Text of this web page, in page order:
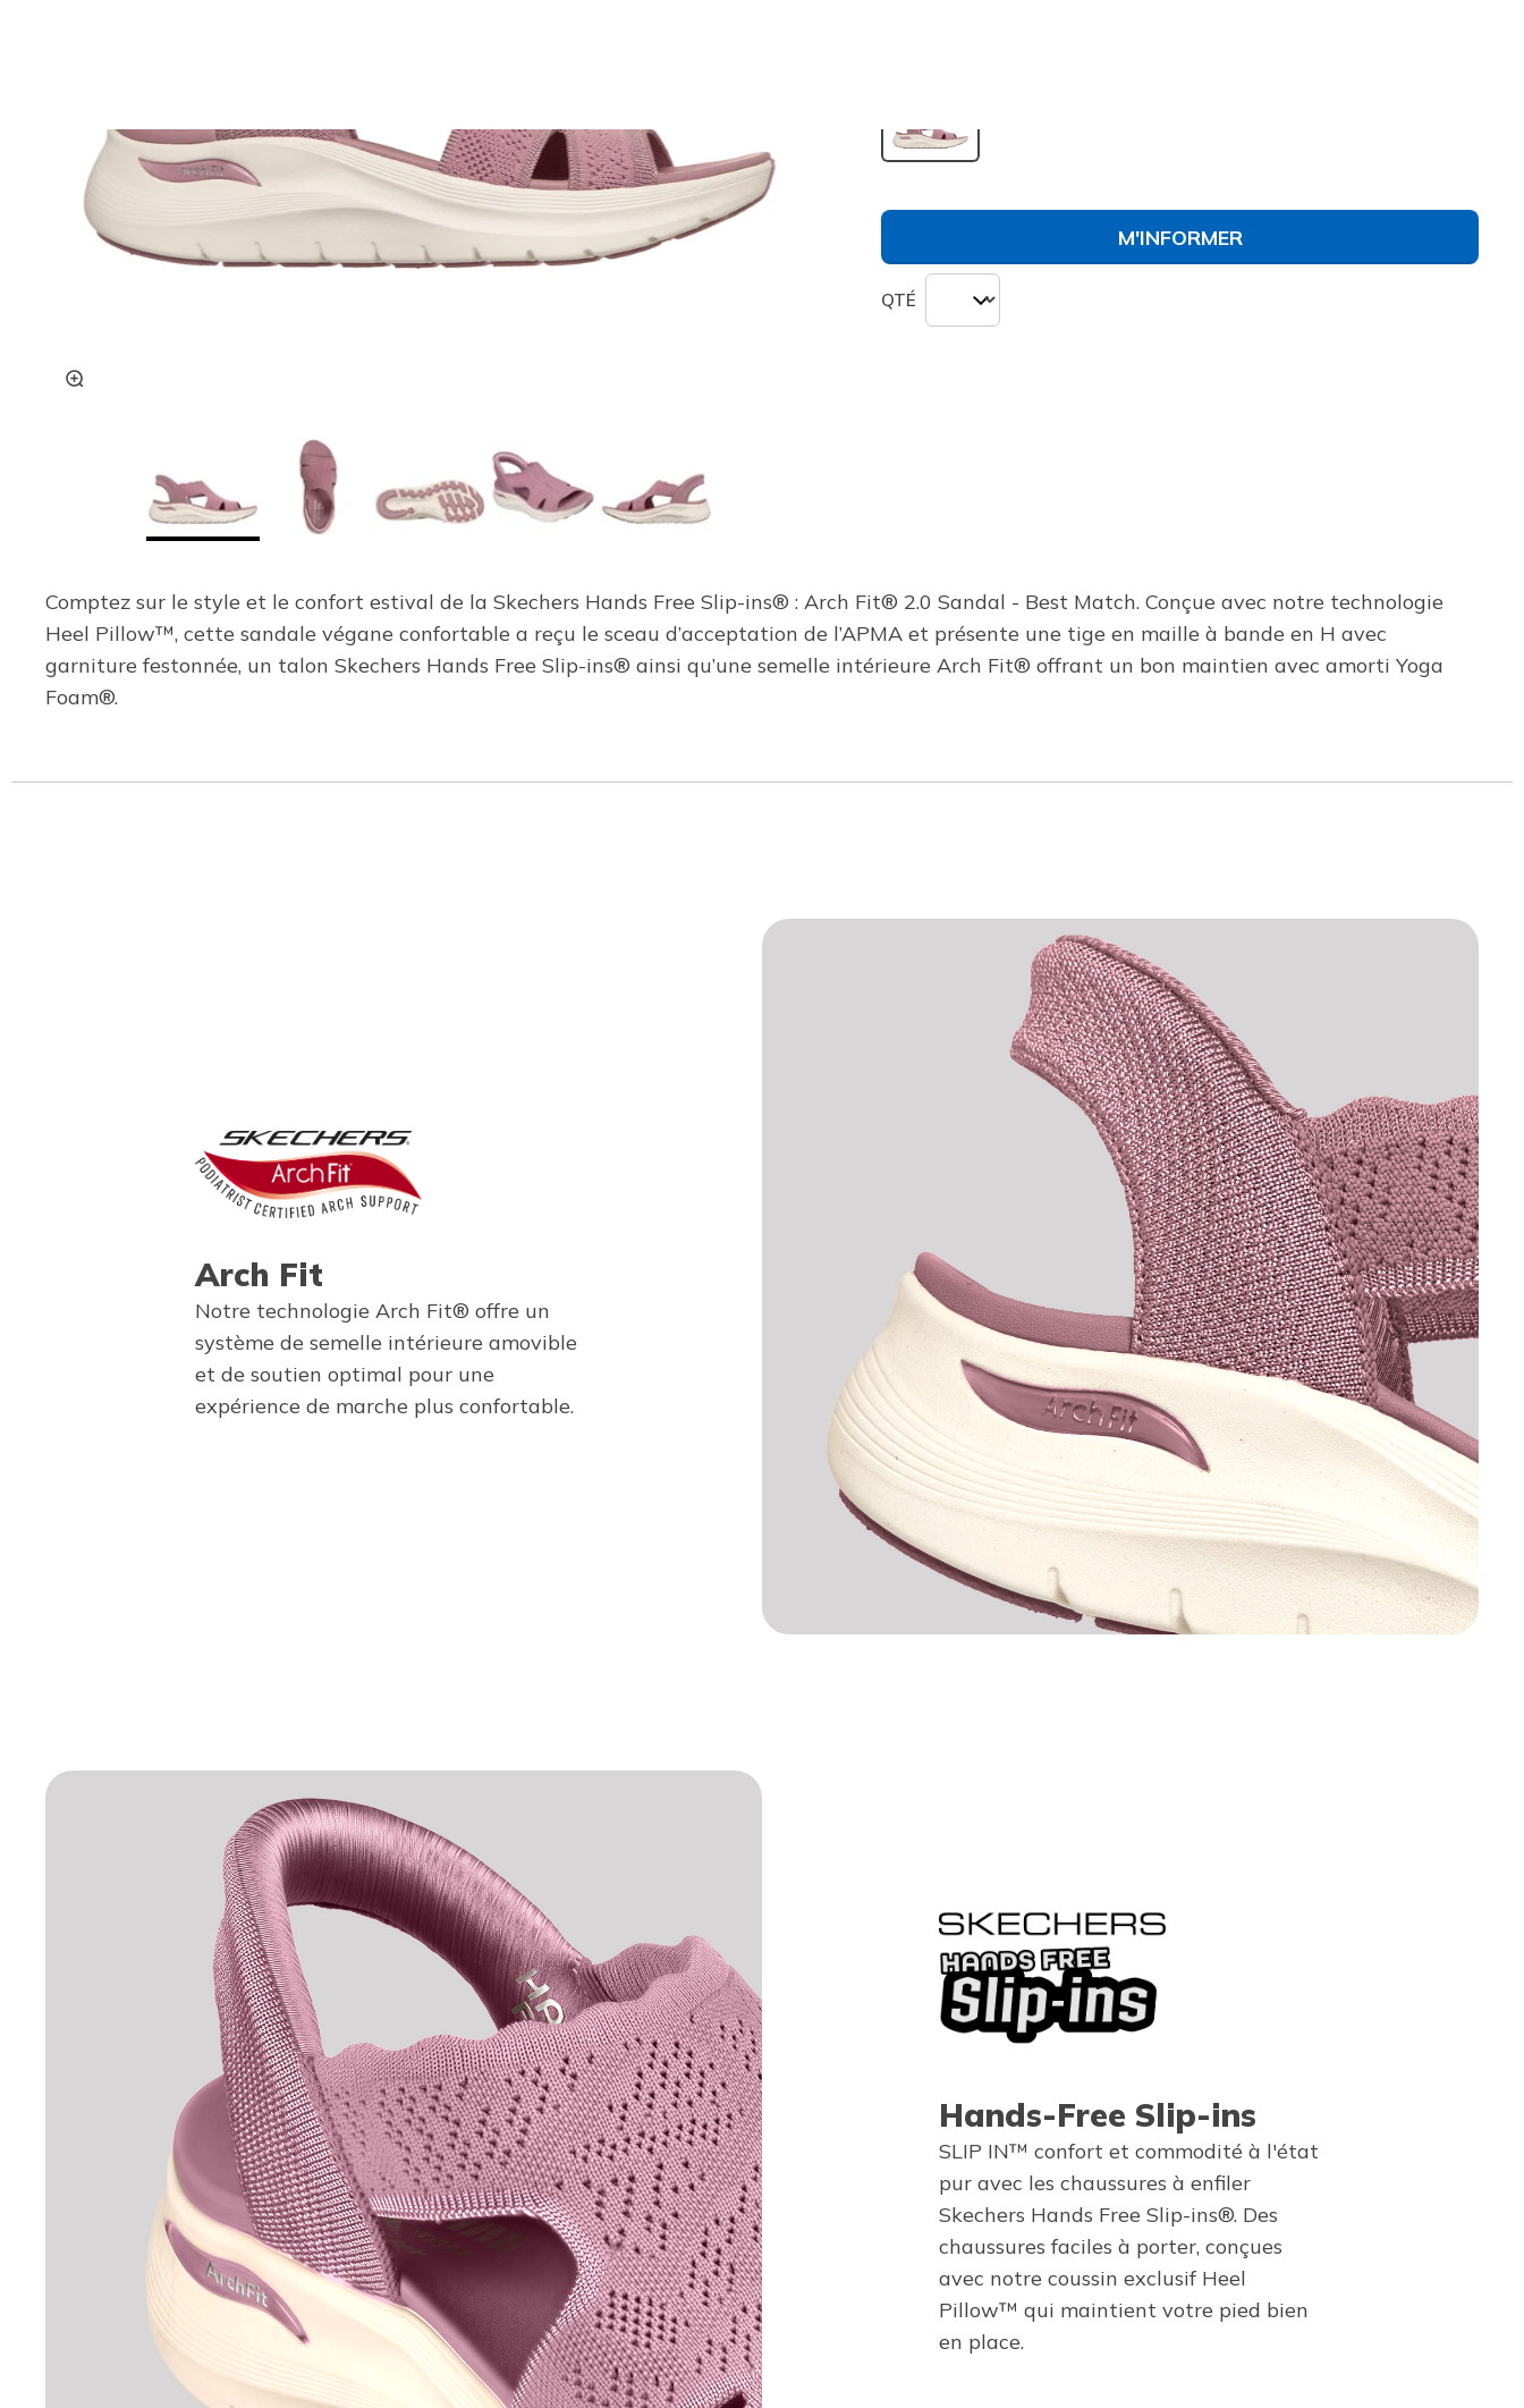
sélectionné
M'INFORMER
QTÉ
Comptez sur le style et le confort estival de la Skechers Hands Free Slip-ins® : Arch Fit® 2.0 Sandal - Best Match. Conçue avec notre technologie
Heel Pillow™, cette sandale végane confortable a reçu le sceau d’acceptation de l’APMA et présente une tige en maille à bande en H avec
garniture festonnée, un talon Skechers Hands Free Slip-ins® ainsi qu’une semelle intérieure Arch Fit® offrant un bon maintien avec amorti Yoga
Foam®.
Arch Fit
Notre technologie Arch Fit® offre un
système de semelle intérieure amovible
et de soutien optimal pour une
expérience de marche plus confortable.
Hands-Free Slip-ins
SLIP IN™ confort et commodité à l'état
pur avec les chaussures à enfiler
Skechers Hands Free Slip-ins®. Des
chaussures faciles à porter, conçues
avec notre coussin exclusif Heel
Pillow™ qui maintient votre pied bien
en place.